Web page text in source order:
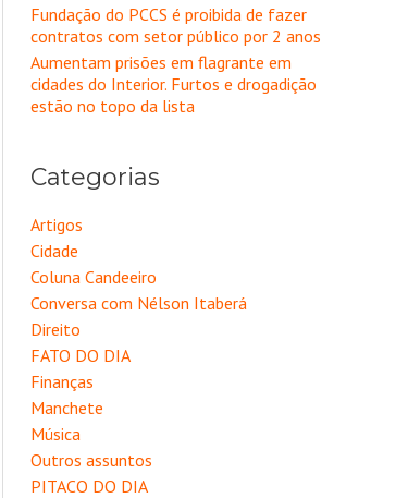
Fundação do PCCS é proibida de fazer
contratos com setor público por 2 anos
Aumentam prisões em flagrante em
cidades do Interior. Furtos e drogadição
estão no topo da lista
Categorias
Artigos
Cidade
Coluna Candeeiro
Conversa com Nélson Itaberá
Direito
FATO DO DIA
Finanças
Manchete
Música
Outros assuntos
PITACO DO DIA